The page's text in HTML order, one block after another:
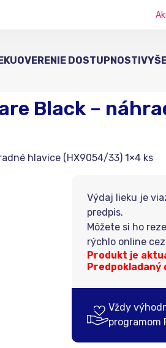
OVERENIE DOSTUPNOSTI
Black –
hlavice (HX9054/33) 1×4 ks
Výdaj lieku je
predpis.
Môžete si ho
rýchlo online cez
Produkt je
Vždy
programom